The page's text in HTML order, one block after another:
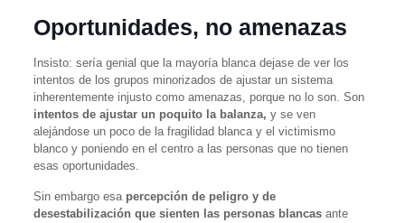
Oportunidades, no amenazas
Insisto: sería genial que la mayoría blanca dejase de ver los
intentos de los grupos minorizados de ajustar un sistema
inherentemente injusto como amenazas, porque no lo son. Son
intentos de ajustar un poquito la balanza, y se ven
alejándose un poco de la fragilidad blanca y el victimismo
blanco y poniendo en el centro a las personas que no tienen
esas oportunidades.
Sin embargo esa percepción de peligro y de
desestabilización que sienten las personas blancasante